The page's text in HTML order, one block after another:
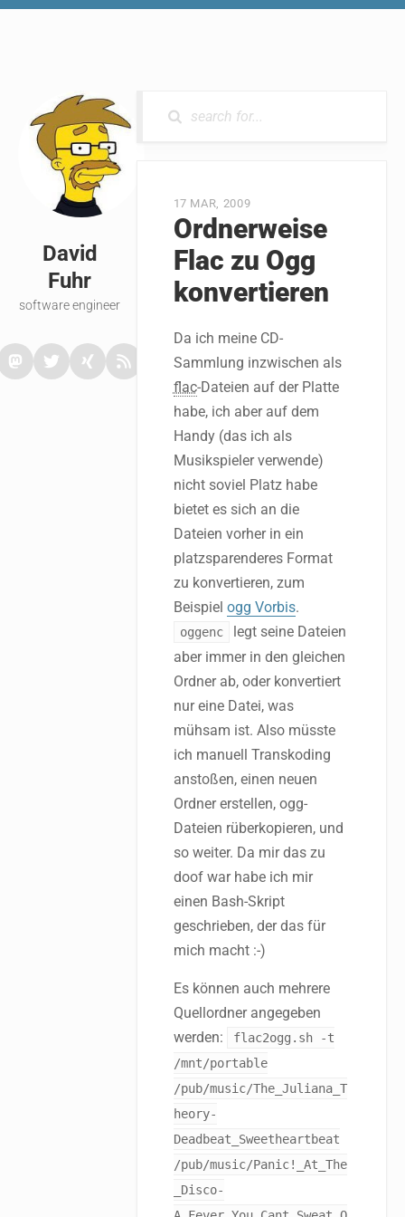
David
Fuhr
software engineer
0 RESULTS
17 MAR, 2009
Ordnerweise
Flac zu Ogg
konvertieren
Da ich meine CD-
Sammlung inzwischen als
flac-Dateien auf der Platte
habe, ich aber auf dem
Handy (das ich als
Musikspieler verwende)
nicht soviel Platz habe
bietet es sich an die
Dateien vorher in ein
platzsparenderes Format
zu konvertieren, zum
Beispiel ogg Vorbis.
oggenc
legt seine Dateien
aber immer in den gleichen
Ordner ab, oder konvertiert
nur eine Datei, was
mühsam ist. Also müsste
ich manuell Transkoding
anstoßen, einen neuen
Ordner erstellen, ogg-
Dateien rüberkopieren, und
so weiter. Da mir das zu
doof war habe ich mir
einen Bash-Skript
geschrieben, der das für
mich macht :-)
Es können auch mehrere
Quellordner angegeben
werden:
flac2ogg.sh -t
/mnt/portable
/pub/music/The_Juliana_T
heory-
Deadbeat_Sweetheartbeat
/pub/music/Panic!_At_The
_Disco-